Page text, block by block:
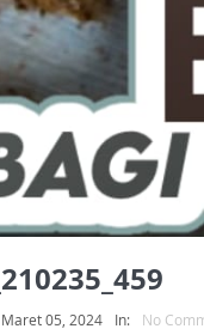
Maret 05, 2024 In: No